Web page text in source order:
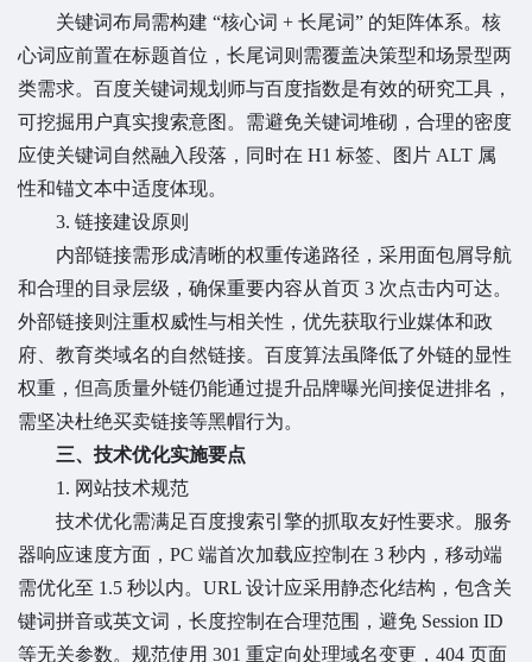
关键词布局需构建 “核心词 + 长尾词” 的矩阵体系。核
心词应前置在标题首位，长尾词则需覆盖决策型和场景型两
类需求。百度关键词规划师与百度指数是有效的研究工具，
可挖掘用户真实搜索意图。需避免关键词堆砌，合理的密度
应使关键词自然融入段落，同时在 H1 标签、图片 ALT 属
性和锚文本中适度体现。
3. 链接建设原则
内部链接需形成清晰的权重传递路径，采用面包屑导航
和合理的目录层级，确保重要内容从首页 3 次点击内可达。
外部链接则注重权威性与相关性，优先获取行业媒体和政
府、教育类域名的自然链接。百度算法虽降低了外链的显性
权重，但高质量外链仍能通过提升品牌曝光间接促进排名，
需坚决杜绝买卖链接等黑帽行为。
三、技术优化实施要点
1. 网站技术规范
技术优化需满足百度搜索引擎的抓取友好性要求。服务
器响应速度方面，PC 端首次加载应控制在 3 秒内，移动端
需优化至 1.5 秒以内。URL 设计应采用静态化结构，包含关
键词拼音或英文词，长度控制在合理范围，避免 Session ID
等无关参数。规范使用 301 重定向处理域名变更，404 页面